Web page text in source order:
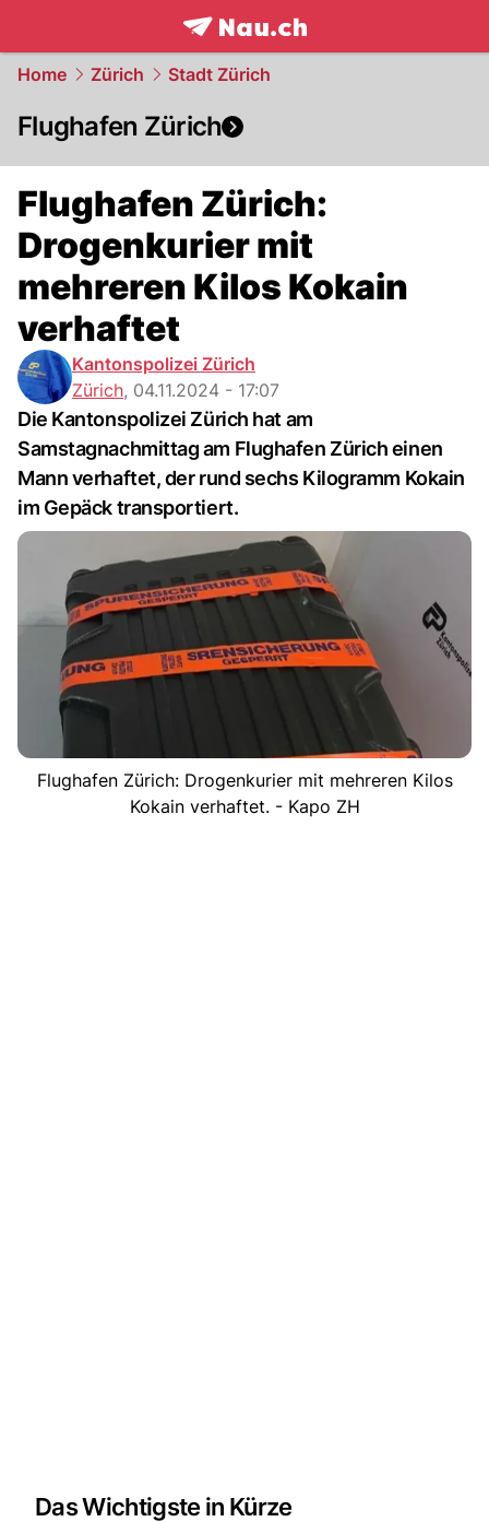
frontpage.NAU.ch
Home Zürich Stadt Zürich
Flughafen Zürich
Flughafen Zürich:
Drogenkurier mit
mehreren Kilos Kokain
verhaftet
Kantonspolizei Zürich
Zürich, 04.11.2024 - 17:07
Die Kantonspolizei Zürich hat am
Samstagnachmittag am Flughafen Zürich einen
Mann verhaftet, der rund sechs Kilogramm Kokain
im Gepäck transportiert.
Flughafen Zürich: Drogenkurier mit mehreren Kilos
Kokain verhaftet. - Kapo ZH
Das Wichtigste in Kürze